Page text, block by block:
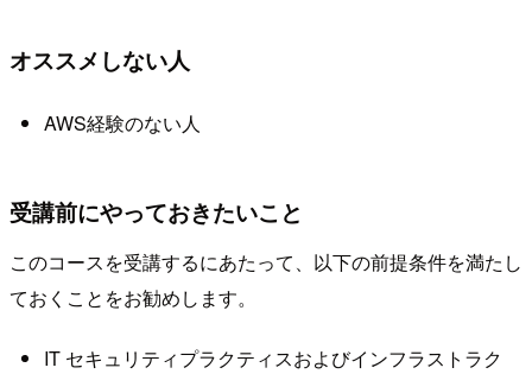
オススメしない人
AWS経験のない人
受講前にやっておきたいこと
このコースを受講するにあたって、以下の前提条件を満たし
ておくことをお勧めします。
IT セキュリティプラクティスおよびインフラストラク